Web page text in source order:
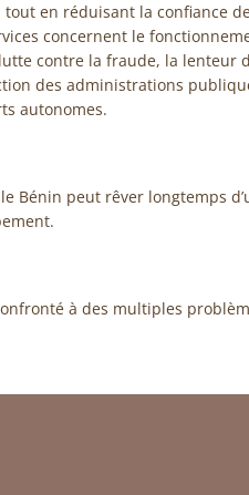
en réduisant la confiance
concernent le
contre la fraude, la lenteur
des administrations
autonomes.
Bénin peut rêver longtemps
à des multiples